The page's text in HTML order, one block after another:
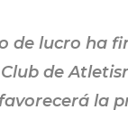
de lucro ha
de
la